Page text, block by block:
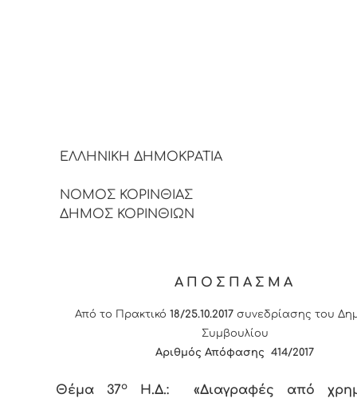
ΕΛΛΗΝΙΚΗ
ΝΟΜΟΣ ΚΟΡΙΝΘΙΑΣ
ΔΗΜΟΣ ΚΟΡΙΝΘΙΩΝ
ΑΠΟΣΠΑΣΜΑ
Από το Πρακτικό 18/25.10.2017συνεδρίασης του
Συμβουλίου
Αριθμός Απόφασης 414/2017
Θέμα 37οΗ.Δ.: «Διαγραφές από